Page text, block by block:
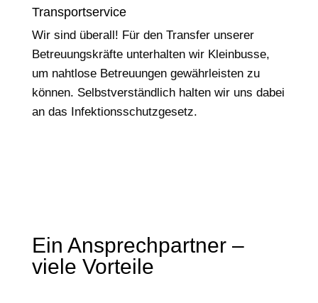
Transportservice
Wir sind überall! Für den Transfer unserer
Betreuungskräfte unterhalten wir Kleinbusse,
um nahtlose Betreuungen gewährleisten zu
können. Selbstverständlich halten wir uns dabei
an das Infektionsschutzgesetz.
Ein Ansprechpartner –
viele Vorteile